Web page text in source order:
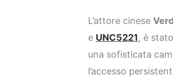
L’attore cinese
e UNC5221, è
una sofisticata
l’accesso